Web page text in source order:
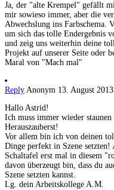
Ja, der "alte Krempel" gefällt
mir sowieso immer, aber die
Abwechslung ins Farbschema.
um sich das tolle Endergebnis
und zeig uns weiterhin deine
Projekt auf unserer Seite oder
Maral von "Mach mal"
Reply Anonym 13. August
Hallo Astrid!
Ich muss immer wieder
Herauszauberst!
Vor allem bin ich von deinen
Dinge perfekt in Szene
Schaltafel erst mal in diesem
davon überzeugt bin, dass du
Szene setzten kannst.
Lg. dein Arbeitskollege A.M.